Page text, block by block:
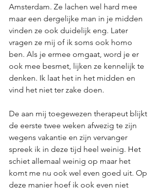
Amsterdam. Ze lachen wel hard mee
maar een dergelijke man in je midden
vinden ze ook duidelijk eng. Later
vragen ze mij of ik soms ook homo
ben. Als je ermee omgaat, word je er
ook mee besmet, lijken ze kennelijk te
denken. Ik laat het in het midden en
vind het niet ter zake doen.
De aan mij toegewezen therapeut blijkt
de eerste twee weken afwezig te zijn
wegens vakantie en zijn vervanger
spreek ik in deze tijd heel weinig. Het
schiet allemaal weinig op maar het
komt me nu ook wel even goed uit. Op
deze manier hoef ik ook even niet